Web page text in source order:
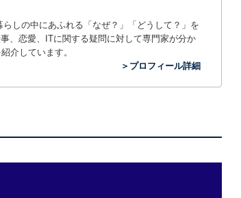
しの中にあふれる「なぜ？」「どうして？」を
、恋愛、ITに関する疑問に対して専門家が分か
介しています。
＞プロフィール詳細